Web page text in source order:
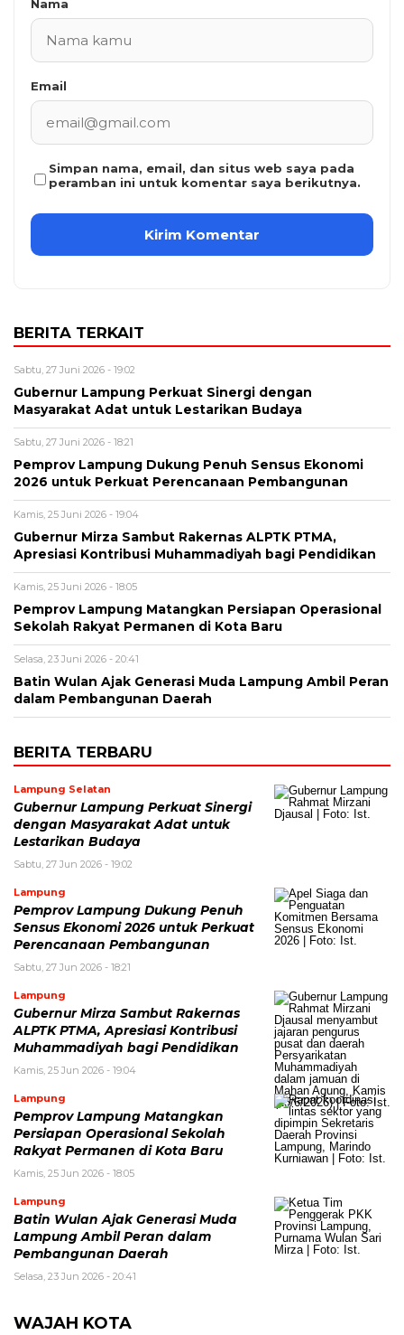
Nama
Email
Simpan nama, email, dan situs web saya pada
peramban ini untuk komentar saya berikutnya.
BERITA TERKAIT
Sabtu, 27 Juni 2026 - 19:02
Gubernur Lampung Perkuat Sinergi dengan
Masyarakat Adat untuk Lestarikan Budaya
Sabtu, 27 Juni 2026 - 18:21
Pemprov Lampung Dukung Penuh Sensus Ekonomi
2026 untuk Perkuat Perencanaan Pembangunan
Kamis, 25 Juni 2026 - 19:04
Gubernur Mirza Sambut Rakernas ALPTK PTMA,
Apresiasi Kontribusi Muhammadiyah bagi Pendidikan
Kamis, 25 Juni 2026 - 18:05
Pemprov Lampung Matangkan Persiapan Operasional
Sekolah Rakyat Permanen di Kota Baru
Selasa, 23 Juni 2026 - 20:41
Batin Wulan Ajak Generasi Muda Lampung Ambil Peran
dalam Pembangunan Daerah
BERITA TERBARU
Lampung Selatan
Gubernur Lampung Perkuat Sinergi
dengan Masyarakat Adat untuk
Lestarikan Budaya
Sabtu, 27 Jun 2026 - 19:02
Lampung
Pemprov Lampung Dukung Penuh
Sensus Ekonomi 2026 untuk Perkuat
Perencanaan Pembangunan
Sabtu, 27 Jun 2026 - 18:21
Lampung
Gubernur Mirza Sambut Rakernas
ALPTK PTMA, Apresiasi Kontribusi
Muhammadiyah bagi Pendidikan
Kamis, 25 Jun 2026 - 19:04
Lampung
Pemprov Lampung Matangkan
Persiapan Operasional Sekolah
Rakyat Permanen di Kota Baru
Kamis, 25 Jun 2026 - 18:05
Lampung
Batin Wulan Ajak Generasi Muda
Lampung Ambil Peran dalam
Pembangunan Daerah
Selasa, 23 Jun 2026 - 20:41
WAJAH KOTA